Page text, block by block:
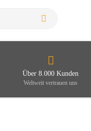
Über 8.000 Kunden
Weltweit vertrauen uns